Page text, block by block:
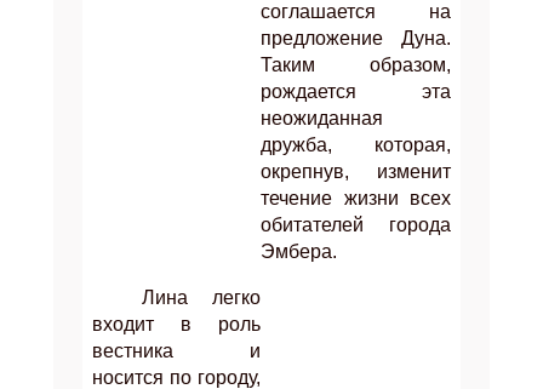
соглашается на
предложение Дуна.
Таким образом,
рождается эта
неожиданная
дружба, которая,
окрепнув, изменит
течение жизни всех
обитателей города
Эмбера.
Лина легко
входит в роль
вестника и
носится по городу,